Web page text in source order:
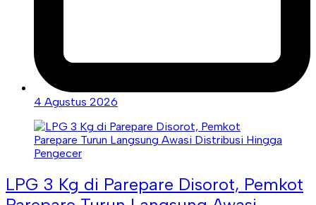
4 Agustus 2026
LPG 3 Kg di Parepare Disorot, Pemkot